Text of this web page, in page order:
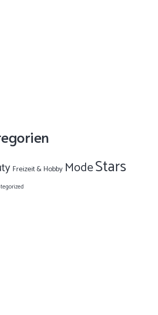
Freizeit & Hobby ModeStars